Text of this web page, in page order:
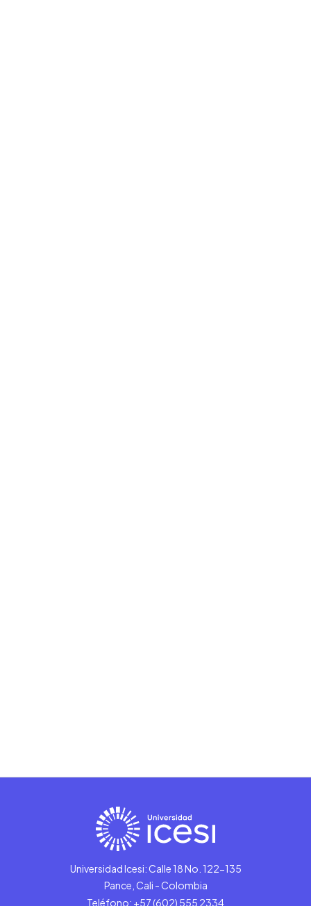
Universidad Icesi: Calle 18 No. 122-135
Pance, Cali - Colombia
Teléfono: +57 (602) 555 2334